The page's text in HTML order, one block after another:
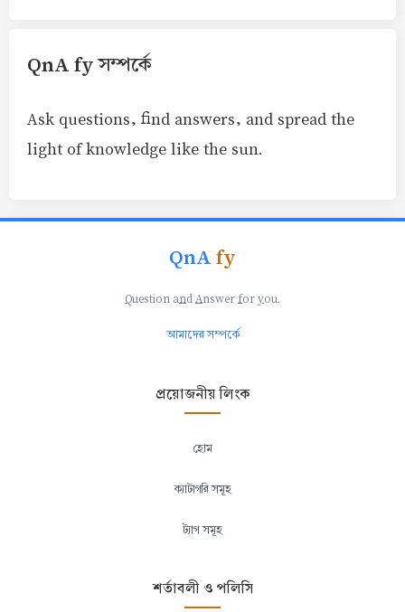
QnA fy সম্পর্কে
Ask questions, find answers, and spread the
light of knowledge like the sun.
QnAfy
Question andAnswer foryou.
আমাদের সম্পর্কে
প্রয়োজনীয় লিংক
হোম
ক্যাটাগরি সমূহ
ট্যাগ সমূহ
শর্তাবলী ও পলিসি